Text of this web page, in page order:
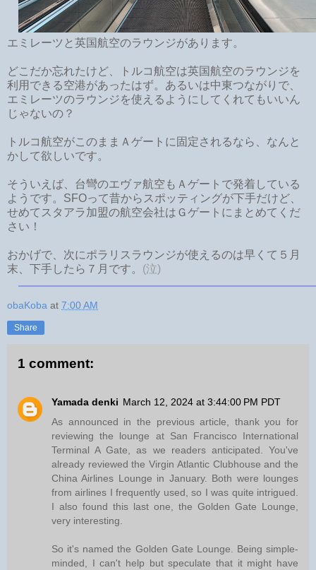
エミレーツと英国航空のラウンジがあります。
どこだか忘れたけど、トルコ航空は英国航空のラウンジを
利用できる空港があったはず。あるいは中東つながりで、
エミレーツのラウンジを使えるようにしてくれてもいいん
じゃないの？
トルコ航空がこのままＡゲートに固定されるなら、なんと
かして欲しいです。
そういえば、台彎のエヴァ航空もＡゲートで発着している
ようです。SFOって昔からスポッティングが下手だけど、
せめてスタアラ加盟の航空会社はＧゲートにまとめてくだ
さい！
おかげで、次にポラリスラウンジが使えるのは早くて５月
末、下手したら７月です。 (泣)
obaKoba at 7:00 AM
Share
1 comment:
Yamada denki March 12, 2024 at 3:44:00 PM PDT
As announced in the previous article, thank you for
reviewing the lounge at San Francisco International
Terminal A Gate, as we readers anticipated. You've
already reviewed the Virgin Atlantic Clubhouse and the
China Airlines Lounge in January. Both were lounges
from airlines I frequently used, so I was quite intrigued.
I also found this last one, the Golden Gate Lounge,
very interesting.
So it's named the Golden Gate Lounge. Being simple-
minded, I can't help but speculate that it might have